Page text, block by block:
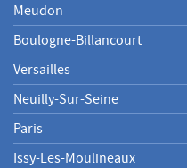
Meudon
Boulogne-Billancourt
Versailles
Neuilly-Sur-Seine
Paris
Issy-Les-Moulineaux